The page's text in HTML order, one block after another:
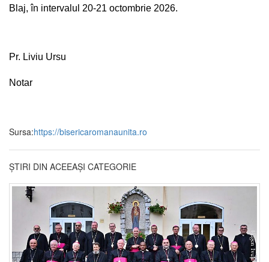
Blaj, în intervalul 20-21 octombrie 2026.
Pr. Liviu Ursu
Notar
Sursa:https://bisericaromanaunita.ro
ȘTIRI DIN ACEEAȘI CATEGORIE